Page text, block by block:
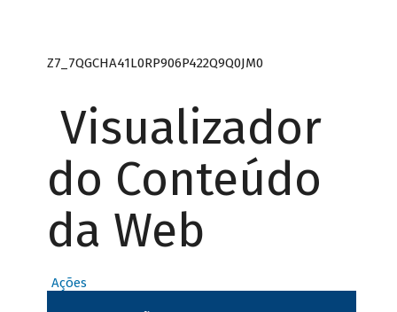
Z7_7QGCHA41L0RP906P422Q9Q0JM0
Visualizador
do Conteúdo
da Web
Ações